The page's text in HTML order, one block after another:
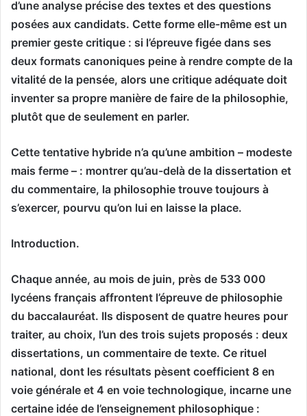
d’une analyse précise des textes et des questions
posées aux candidats. Cette forme elle-même est un
premier geste critique : si l’épreuve figée dans ses
deux formats canoniques peine à rendre compte de la
vitalité de la pensée, alors une critique adéquate doit
inventer sa propre manière de faire de la philosophie,
plutôt que de seulement en parler.
Cette tentative hybride n’a qu’une ambition – modeste
mais ferme – : montrer qu’au-delà de la dissertation et
du commentaire, la philosophie trouve toujours à
s’exercer, pourvu qu’on lui en laisse la place.
Introduction.
Chaque année, au mois de juin, près de 533 000
lycéens français affrontent l’épreuve de philosophie
du baccalauréat. Ils disposent de quatre heures pour
traiter, au choix, l’un des trois sujets proposés : deux
dissertations, un commentaire de texte. Ce rituel
national, dont les résultats pèsent coefficient 8 en
voie générale et 4 en voie technologique, incarne une
certaine idée de l’enseignement philosophique :